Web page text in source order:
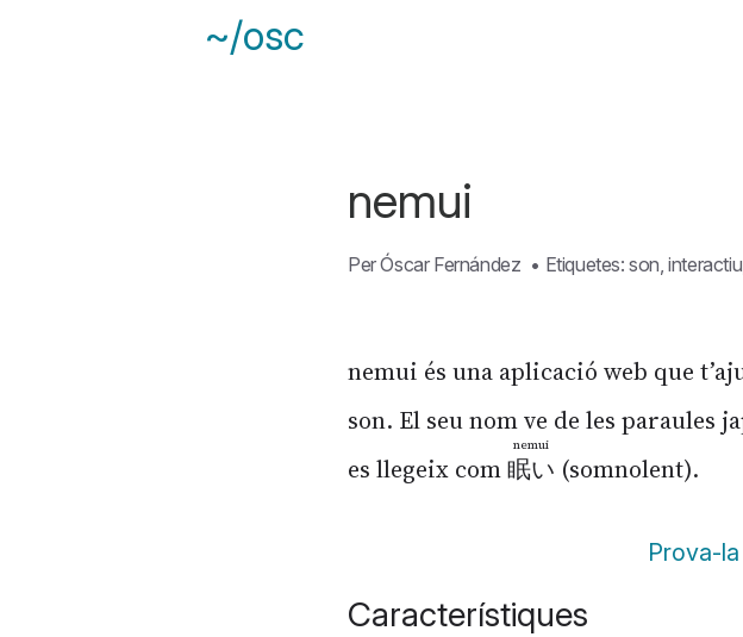
~/osc
nemui
PerÓscar Fernández • Etiquetes:son,interactiu
nemui és una aplicació web que
son. El seu nom ve de les paraules
es llegeix com眠い
nemui
(somnolent).
Prova-
Característiques